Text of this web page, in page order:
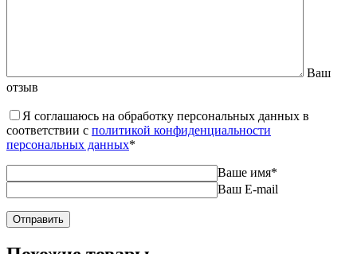
Ваш
отзыв
Я соглашаюсь на обработку персональных данных в
соответствии с политикой конфиденциальности
персональных данных*
Ваше имя*
Ваш E-mail